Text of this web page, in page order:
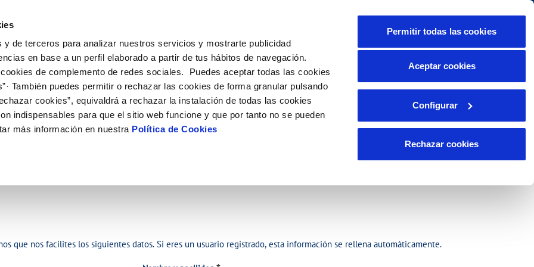
y de terceros para analizar nuestros servicios y mostrarte publicidad
en base a un perfil elaborado a partir de tus hábitos de navegación.
de complemento de redes sociales. Puedes aceptar todas las cookies
También puedes permitir o rechazar las cookies de forma granular pulsando
cookies”, equivaldrá a rechazar la instalación de todas las cookies
indispensables para que el sitio web funcione y que por tanto no se pueden
más información en nuestra Política de Cookies
Aceptar cookies
Configurar
Rechazar cookies
Permitir todas las cookies
Alta de suministro
de suministro
MODIFICACIÓN DE DATOS
Actualizar datos bancarios
Actualizar datos de domicilio
INCIDENCIAS
Comunica anomalías o posibles
fraudes
Tu Servicio
AL CLIENTE
contacto
interés
de fuga interior
COMPROMISO DE SERVICIO
Customer Counsel (Defensa del cliente)
Normativa del servicio
Tu Agua
del agua
CUIDADOS DEL AGUA
Consejos de ahorro
Depósitos comunitarios
Conócenos
CONDUCTA
DE GESTIÓN Y CERTIFICADOS
PERFIL DEL CONTRATANTE
Plataforma de contratación del sector
público
Licitaciones en curso
PORTAL DE TRANSPARENCIA
Nuestros compromisos Área de clientes
que nos facilites los siguientes datos. Si eres un usuario registrado, esta información se rellena automáticamente.